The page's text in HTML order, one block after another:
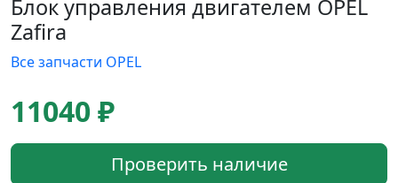
Блок управления двигателем OPEL
Zafira
Все запчасти OPEL
11040 ₽
Проверить наличие